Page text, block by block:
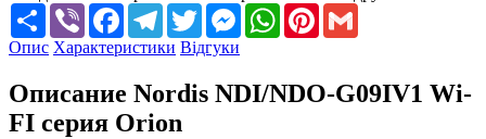
Share Viber FacebookTelegramTwitterMessengerWhatsApp
Pinterest
Опис Характеристики Відгуки
Описание Nordis NDI/NDO-G09IV1 Wi-
FI серия Orion